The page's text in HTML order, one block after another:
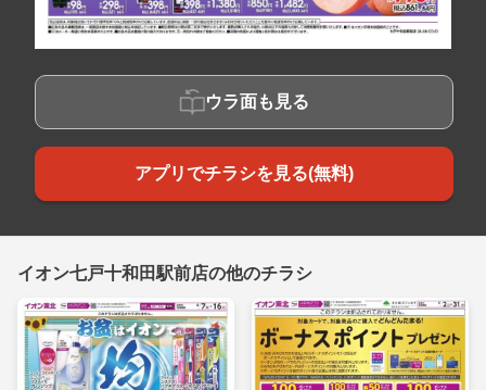
ウラ面も見る
アプリでチラシを見る(無料)
イオン七戸十和田駅前店の他のチラシ